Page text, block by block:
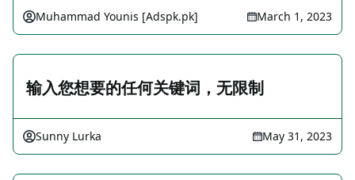
Muhammad Younis [Adspk.pk] March 1, 2023
输入您想要的任何关键词，无限制
Sunny Lurka May 31, 2023